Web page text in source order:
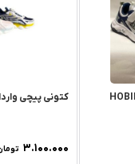
کتونی پیچی
۳.۱۰۰.۰۰۰